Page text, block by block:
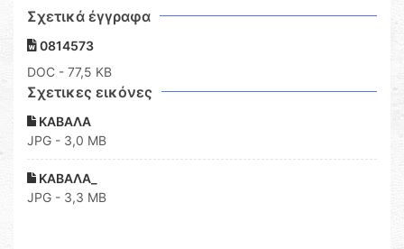
Σχετικά έγγραφα
0814573
DOC - 77,5 KB
Σχετικες εικόνες
ΚΑΒΑΛΑ
JPG - 3,0 MB
ΚΑΒΑΛΑ_
JPG - 3,3 MB